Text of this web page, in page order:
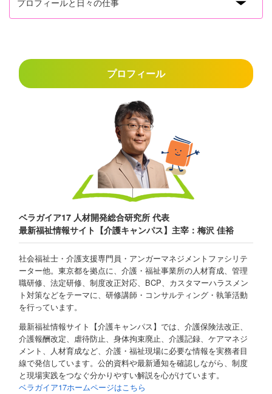
プロフィール
ベラガイア17 人材開発総合研究所 代表
最新福祉情報サイト【介護キャンパス】主宰：梅沢 佳裕
社会福祉士・介護支援専門員・アンガーマネジメントファシリテ
ーター他。東京都を拠点に、介護・福祉事業所の人材育成、管理
職研修、法定研修、制度改正対応、BCP、カスタマーハラスメン
ト対策などをテーマに、研修講師・コンサルティング・執筆活動
を行っています。
最新福祉情報サイト【介護キャンパス】では、介護保険法改正、
介護報酬改定、虐待防止、身体拘束廃止、介護記録、ケアマネジ
メント、人材育成など、介護・福祉現場に必要な情報を実務者目
線で発信しています。公的資料や最新通知を確認しながら、制度
と現場実践をつなぐ分かりやすい解説を心がけています。
ベラガイア17ホームページはこちら